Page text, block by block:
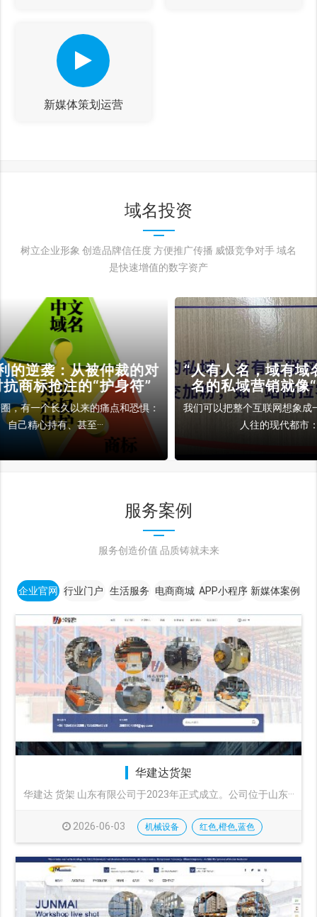
新媒体策划运营
域名投资
树立企业形象 创造品牌信任度 方便推广传播 威慑竞争对手 域名
是快速增值的数字资产
对
”
惧：
“人有人名，域有域名”，没有域
名的私域营销就像“站街拉客”
我们可以把整个互联网想象成一个巨大的、人来
人往的现代都市：在···
域
拿房
服务案例
服务创造价值 品质铸就未来
企业官网 行业门户 生活服务 电商商城 APP小程序 新媒体案例
华建达货架
华建达 货架 山东有限公司于2023年正式成立。公司位于山东···
2026-06-03 机械设备 红色,橙色,蓝色